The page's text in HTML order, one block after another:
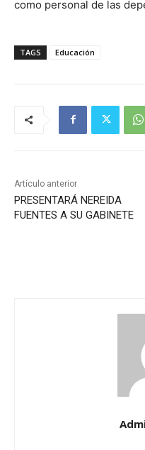
como personal de las
TAGS Educación
Artículo anterior
PRESENTARÁ NEREIDA
FUENTES A SU GABINETE